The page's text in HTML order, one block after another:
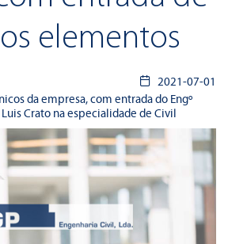
elementos
2021-07-01
da empresa, com entrada do Engº
Luis Crato na especialidade de Civil